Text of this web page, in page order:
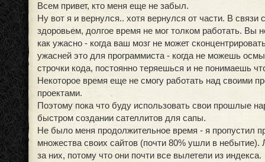
Всем привет, кто меня еще не забыл.
Ну вот я и вернулся.. хотя вернулся от части. В связи
здоровьем, долгое время не мог толком работать. Вы
как ужасно - когда ваш мозг не может
ужасней это для программиста - когда не можешь
строчки кода, постоянно теряешься и не понимаешь
Некоторое время еще не смогу работать над своими
проектами.
Поэтому пока что буду использовать свои прошлые
быстром создании сателлитов для сапы.
Не было меня продолжительное время - я пропустил
множества своих сайтов (почти 80% ушли в небытие).
за них, потому что они почти все вылетели из индекса.